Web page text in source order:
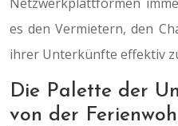
es den Vermietern, den
ihrer Unterkünfte effektiv
Die Palette der
von der